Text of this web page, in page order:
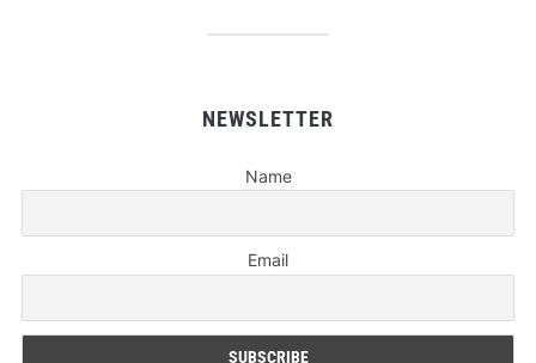
NEWSLETTER
Name
Email